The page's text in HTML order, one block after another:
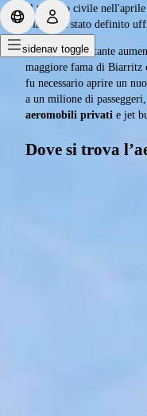
sidenav toggle
al traffico civile
Biarritz è stato definito
A causa del costante
maggiore fama di Biarritz
fu necessario aprire un
a un milione di
aeromobili privati e jet
Dove si trova